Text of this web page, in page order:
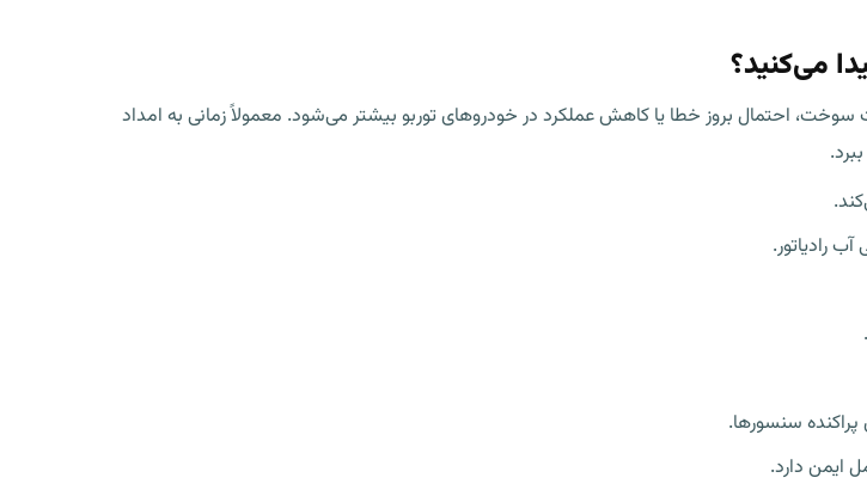
احتمال بروز خطا یا کاهش عملکرد در خودروهای توربو بیشتر می‌شود. معمولاً زمانی به امداد
رادیاتور.
پراکنده سنسورها.
ایمن دارد.